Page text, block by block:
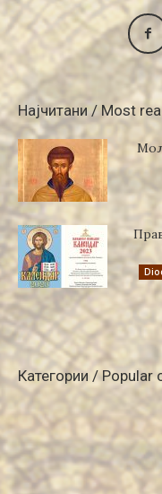
Најчитани / Most
Категории / Popular